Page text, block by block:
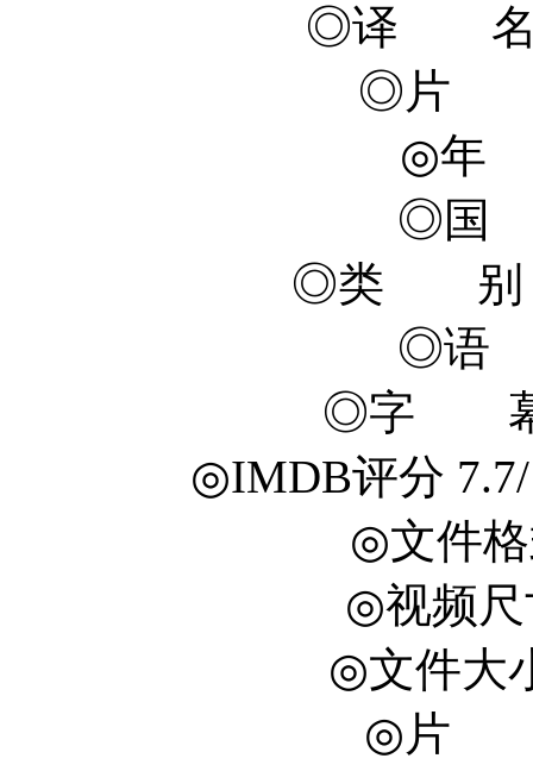
◎译 名
◎片
◎年
◎国
◎类 别
◎语
◎字 幕
◎IMDB评分 7.7/
◎文件
◎视频尺
◎文件大
◎片